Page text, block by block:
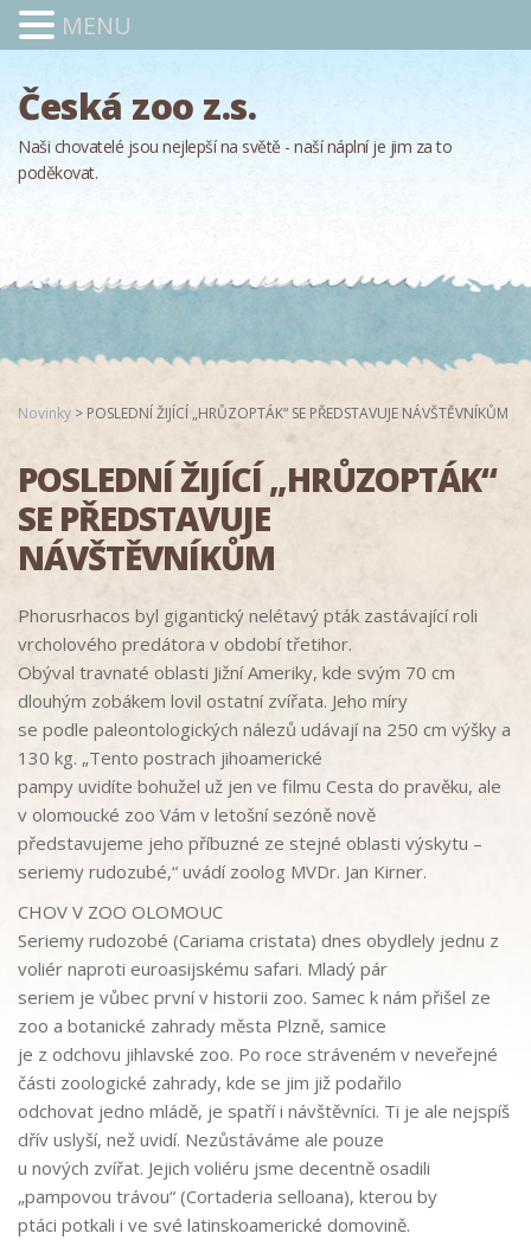
Česká zoo z.s.
Naši chovatelé jsou nejlepší na světě - naší náplní je jim za to
poděkovat.
Novinky > POSLEDNÍ ŽIJÍCÍ „HRŮZOPTÁK“ SE PŘEDSTAVUJE NÁVŠTĚVNÍKŮM
POSLEDNÍ ŽIJÍCÍ „HRŮZOPTÁK“
SE PŘEDSTAVUJE
NÁVŠTĚVNÍKŮM
Phorusrhacos byl gigantický nelétavý pták zastávající roli
vrcholového predátora v období třetihor.
Obýval travnaté oblasti Jižní Ameriky, kde svým 70 cm
dlouhým zobákem lovil ostatní zvířata. Jeho míry
se podle paleontologických nálezů udávají na 250 cm výšky a
130 kg. „Tento postrach jihoamerické
pampy uvidíte bohužel už jen ve filmu Cesta do pravěku, ale
v olomoucké zoo Vám v letošní sezóně nově
představujeme jeho příbuzné ze stejné oblasti výskytu –
seriemy rudozubé,“ uvádí zoolog MVDr. Jan Kirner.
CHOV V ZOO OLOMOUC
Seriemy rudozobé (Cariama cristata) dnes obydlely jednu z
voliér naproti euroasijskému safari. Mladý pár
seriem je vůbec první v historii zoo. Samec k nám přišel ze
zoo a botanické zahrady města Plzně, samice
je z odchovu jihlavské zoo. Po roce stráveném v neveřejné
části zoologické zahrady, kde se jim již podařilo
odchovat jedno mládě, je spatří i návštěvníci. Ti je ale nejspíš
dřív uslyší, než uvidí. Nezůstáváme ale pouze
u nových zvířat. Jejich voliéru jsme decentně osadili
„pampovou trávou“ (Cortaderia selloana), kterou by
ptáci potkali i ve své latinskoamerické domovině.
MENU